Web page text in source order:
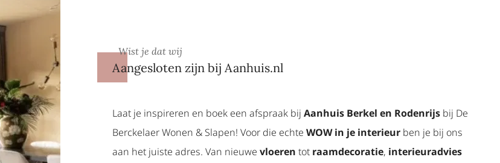
Wist je dat wij
Aangesloten zijn bij Aanhuis.nl
Laat je inspireren en boek een afspraak bij Aanhuis Berkel en Rodenrijs bij De
Berckelaer Wonen & Slapen! Voor die echte WOW in je interieur ben je bij ons
aan het juiste adres. Van nieuwe vloeren tot raamdecoratie, interieuradvies